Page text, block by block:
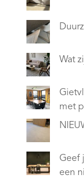
Wat
met
Geef
een